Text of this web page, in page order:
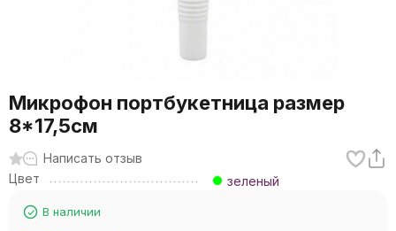
Микрофон портбукетница размер
8*17,5см
Написать отзыв
Цвет
зеленый
В наличии